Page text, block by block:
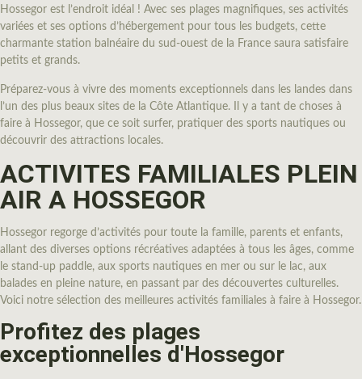
Hossegor est l’endroit idéal ! Avec ses plages magnifiques, ses activités
variées et ses options d’hébergement pour tous les budgets, cette
charmante station balnéaire du sud-ouest de la France saura satisfaire
petits et grands.
Préparez-vous à vivre des moments exceptionnels dans les landes dans
l’un des plus beaux sites de la Côte Atlantique. Il y a tant de choses à
faire à Hossegor, que ce soit surfer, pratiquer des sports nautiques ou
découvrir des attractions locales.
ACTIVITES FAMILIALES PLEIN
AIR A HOSSEGOR
Hossegor regorge d’activités pour toute la famille, parents et enfants,
allant des diverses options récréatives adaptées à tous les âges, comme
le stand-up paddle, aux sports nautiques en mer ou sur le lac, aux
balades en pleine nature, en passant par des découvertes culturelles.
Voici notre sélection des meilleures activités familiales à faire à Hossegor.
Profitez des plages
exceptionnelles d'Hossegor